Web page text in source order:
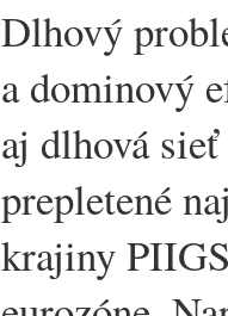
Dlhový
a dominový
aj dlhová
prepletené
krajiny